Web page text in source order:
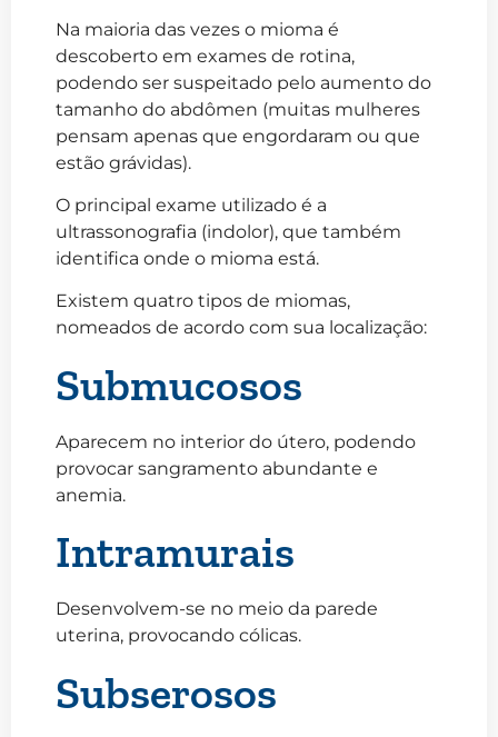
Na maioria das vezes o mioma é
descoberto em exames de rotina,
podendo ser suspeitado pelo aumento do
tamanho do abdômen (muitas mulheres
pensam apenas que engordaram ou que
estão grávidas).
O principal exame utilizado é a
ultrassonografia (indolor), que também
identifica onde o mioma está.
Existem quatro tipos de miomas,
nomeados de acordo com sua localização:
Submucosos
Aparecem no interior do útero, podendo
provocar sangramento abundante e
anemia.
Intramurais
Desenvolvem-se no meio da parede
uterina, provocando cólicas.
Subserosos